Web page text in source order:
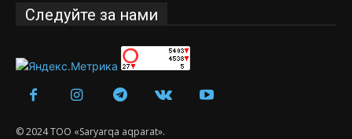
Следуйте за нами
© 2024 ТОО «Saryarqa aqparat».